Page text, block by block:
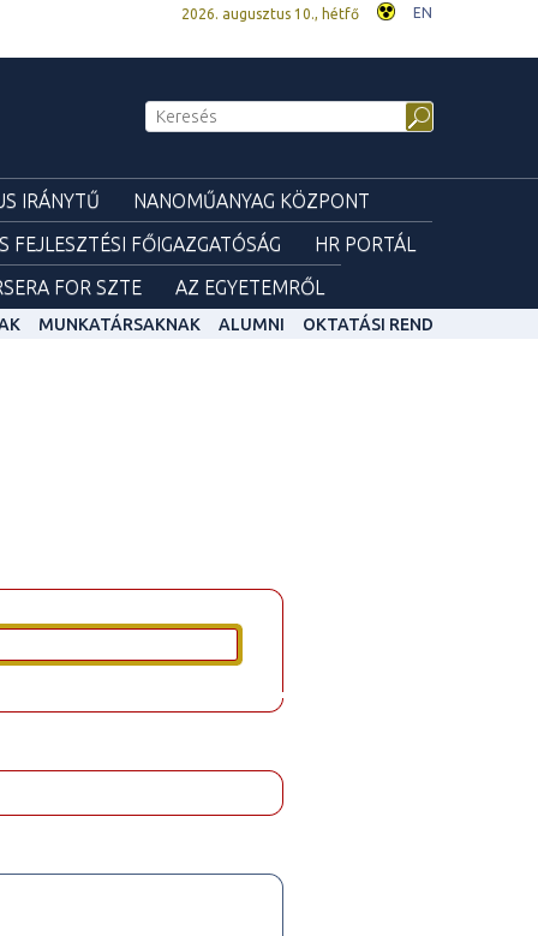
2026. augusztus 10., hétfő EN
IRÁNYTŰ
NANOMŰANYAG KÖZPONT
FEJLESZTÉSI FŐIGAZGATÓSÁG
HR PORTÁL
FOR SZTE AZ EGYETEMRŐL
MUNKATÁRSAKNAK ALUMNI OKTATÁSI REND